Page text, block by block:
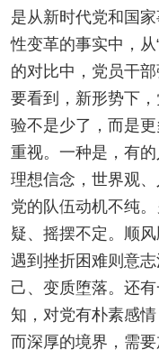
是从新时代党和国
性变革的事实中，从
的对比中，党员干
要看到，新形势下
验不是少了，而是
重视。一种是，有
理想信念，世界观
党的队伍动机不纯
疑、摇摆不定。顺
遇到挫折困难则意
己、变质堕落。还
知，对党有朴素感
而深厚的境界，需